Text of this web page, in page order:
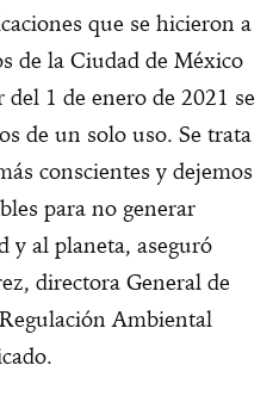
que se hicieron a
de la Ciudad de México
1 de enero de 2021 se
de un solo uso. Se trata
conscientes y dejemos
para no generar
y al planeta, aseguró
directora General de
Ambiental